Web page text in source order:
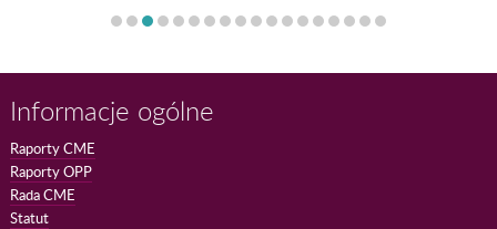
Informacje ogólne
Raporty CME
Raporty OPP
Rada CME
Statut